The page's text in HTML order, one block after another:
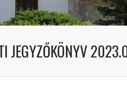
JEGYZŐKÖNYV